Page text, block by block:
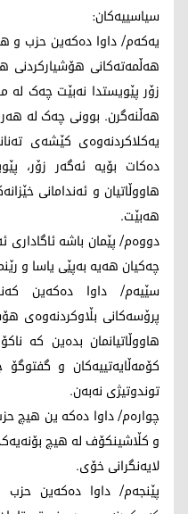
سیاسییەکان:
یەکەم/ داوا دەکەین حزب و
هەڵمەتەکانی هۆشیارکردنی
زۆر پێویستدا نەبێت چەک له
هەڵنەگرن. بوونی چەک لە
یەکلاکردنەوەی کێشەی
دەکات بۆیه ئەگەر زۆر،
هاووڵاتیان و ئەندامانی
هەبێت.
دووەم/ پێمان باشه ئاگاداری
چەکیان هەیه بەپێی یاسا و
سێیەم/ داوا دەکەین
پرۆسەکانی بڵاوکردنەوەی
هاووڵاتیانمان بدەین که
کۆمەڵایەتییەکان و
توندوتیژی نەبەن.
چوارەم/ داوا دەکه ین هیچ
و کڵاشینکۆف له هیچ
لایەنگرانی خۆی.
پێنجەم/ داوا دەکەین حزب